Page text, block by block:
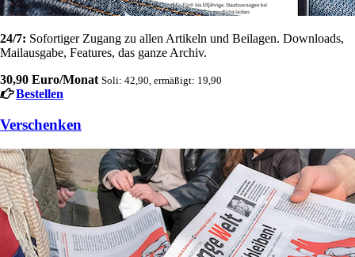
24/7: Sofortiger Zugang zu allen Artikeln und Beilagen. Downloads,
Mailausgabe, Features, das ganze Archiv.
30,90 Euro/Monat Soli: 42,90, ermäßigt: 19,90
Bestellen
Verschenken